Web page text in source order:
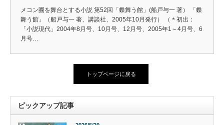
メコン圏を舞台とする小説 第52回「蝶舞う館」(船戸与一 著） 「蝶
舞う館」（船戸与一 著、講談社、2005年10月発行） （＊初出：
「小説現代」2004年8月号、10月号、12月号、2005年1～4月号、6
月号…
トップページに戻る
ピックアップ記事